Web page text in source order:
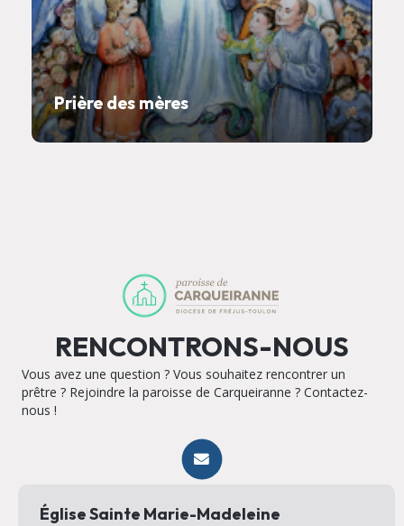
Prière des mères
RENCONTRONS-NOUS
Vous avez une question ? Vous souhaitez rencontrer un
prêtre ? Rejoindre la paroisse de Carqueiranne ? Contactez-
nous !
Église Sainte Marie-Madeleine